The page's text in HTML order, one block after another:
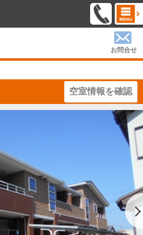
お問合せ
空室情報を確認